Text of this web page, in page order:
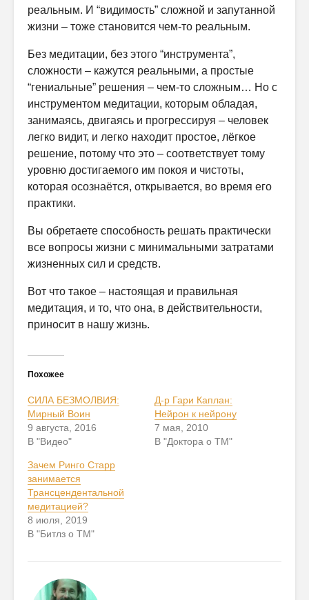
реальным. И “видимость” сложной и запутанной
жизни – тоже становится чем-то реальным.
Без медитации, без этого “инструмента”,
сложности – кажутся реальными, а простые
“гениальные” решения – чем-то сложным… Но с
инструментом медитации, которым обладая,
занимаясь, двигаясь и прогрессируя – человек
легко видит, и легко находит простое, лёгкое
решение, потому что это – соответствует тому
уровню достигаемого им покоя и чистоты,
которая осознаётся, открывается, во время его
практики.
Вы обретаете способность решать практически
все вопросы жизни с минимальными затратами
жизненных сил и средств.
Вот что такое – настоящая и правильная
медитация, и то, что она, в действительности,
приносит в нашу жизнь.
Похожее
СИЛА БЕЗМОЛВИЯ:
Мирный Воин
9 августа, 2016
В "Видео"
Д-р Гари Каплан:
Нейрон к нейрону
7 мая, 2010
В "Доктора о ТМ"
Зачем Ринго Старр
занимается
Трансцендентальной
медитацией?
8 июля, 2019
В "Битлз о ТМ"